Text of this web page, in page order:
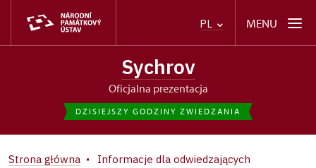
PL MENU
Sychrov
Oficjalna prezentacja
DZISIEJSZY GODZINY ZWIEDZANIA
Strona główna Informacje dla odwiedzających